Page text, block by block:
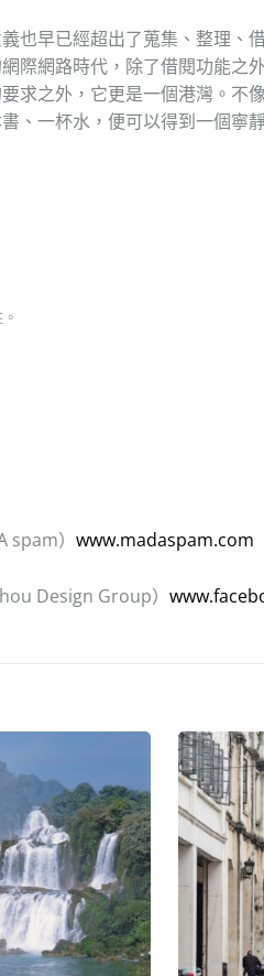
也早已經超出了蒐集、整理、
際網路時代，除了借閱功能之
求之外，它更是一個港灣。不
、一杯水，便可以得到一個寧
spam） www.madaspam.com
Design Group）